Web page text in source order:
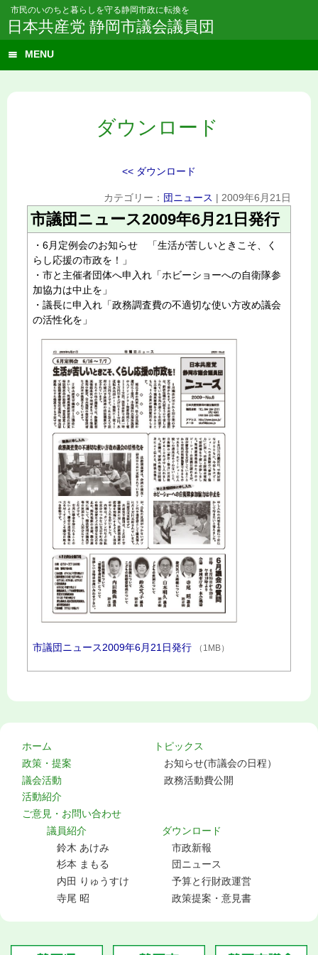
市民のいのちと暮らしを守る静岡市政に転換を
日本共産党 静岡市議会議員団
MENU
ダウンロード
<< ダウンロード
カテゴリー： 団ニュース | 2009年6月21日
市議団ニュース2009年6月21日発行
・6月定例会のお知らせ 「生活が苦しいときこそ、く
らし応援の市政を！」
・市と主催者団体へ申入れ「ホビーショーへの自衛隊参
加協力は中止を」
・議長に申入れ「政務調査費の不適切な使い方改め議会
の活性化を」
市議団ニュース2009年6月21日発行 （1MB）
ホーム
政策・提案
議会活動
活動紹介
ご意見・お問い合わせ
トピックス
お知らせ(市議会の日程）
政務活動費公開
議員紹介
鈴木 あけみ
杉本 まもる
内田 りゅうすけ
寺尾 昭
ダウンロード
市政新報
団ニュース
予算と行財政運営
政策提案・意見書